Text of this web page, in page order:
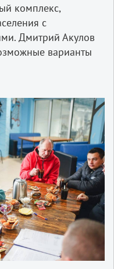
комплекс,
с
Дмитрий Акулов
варианты